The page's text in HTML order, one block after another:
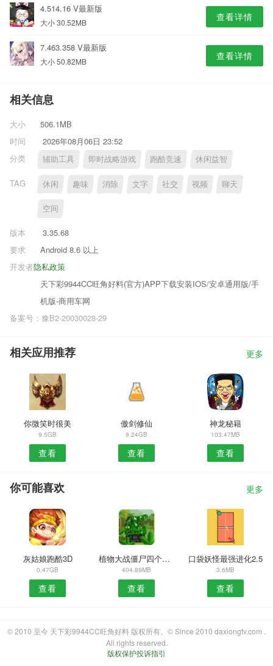
4.514.16 V最新版
大小 30.52MB 查看详情
7.463.358 V最新版
大小 50.82MB 查看详情
相关信息
大小
506.1MB
时间
2026年08月06日 23:52
分类
辅助工具 即时战略游戏 跑酷竞速 休闲益智
TAG 休闲 趣味 消除 文字 社交 视频 聊天
空间
版本
3.35.68
要求
Android 8.6 以上
隐私政策
开发者
天下彩9944CC旺角好料(官方)APP下载安装IOS/安卓通用版/手
机版-商用车网
备案号：豫B2-20030028-29
相关应用推荐 更多
你微笑时很美
9.5GB
查看
傲剑修仙
9.24GB
查看
神龙秘籍
103.47MB
查看
你可能喜欢 更多
灰姑娘跑酷3D
0.47GB
查看
植物大战僵尸四个模式有花园
404.89MB
查看
口袋妖怪最强进化2.5
3.6MB
查看
© 2010 至今 天下彩9944CC旺角好料 版权所有。© Since 2010 daxiongtv.com .
All rights reserved.
版权保护投诉指引